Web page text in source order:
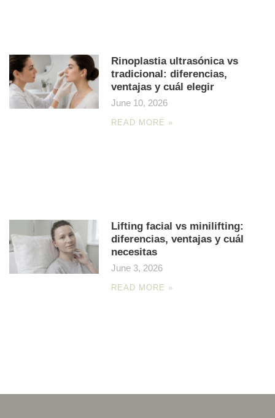
Rinoplastia ultrasónica vs
tradicional: diferencias,
ventajas y cuál elegir
June 10, 2026
READ MORE »
Lifting facial vs minilifting:
diferencias, ventajas y cuál
necesitas
June 3, 2026
READ MORE »